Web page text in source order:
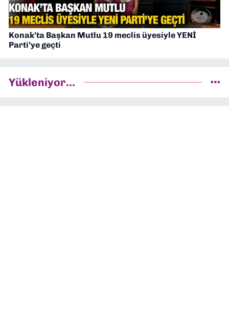
Konak’ta Başkan Mutlu 19 meclis üyesiyle YENİ
Parti’ye geçti
Yükleniyor...